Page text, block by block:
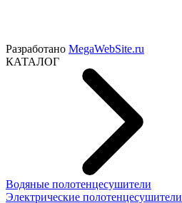
Разработано MegaWebSite.ru
КАТАЛОГ
Водяные полотенцесушители
Электрические полотенцесушители